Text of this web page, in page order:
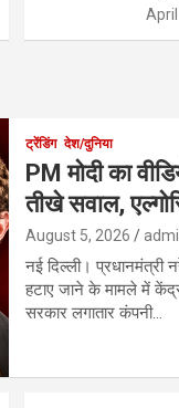
ट्रेंडिंग देश/दुनिया
PM मोदी का
तीखे सवाल,
August 5, 2026
नई दिल्ली।
हटाए जाने के मामले में
सरकार लगातार कंपनी…